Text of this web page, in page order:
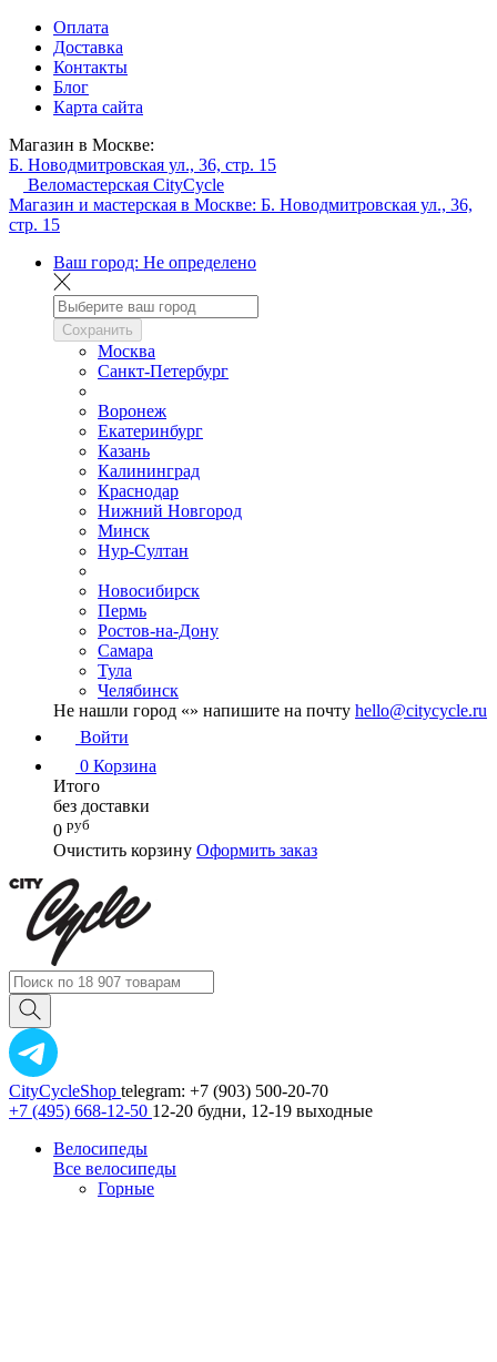
Оплата
Доставка
Контакты
Блог
Карта сайта
Магазин в Москве:
Б. Новодмитровская ул., 36, стр. 15
Веломастерская CityCycle
Магазин и мастерская в Москве: Б. Новодмитровская ул., 36,
стр. 15
Ваш город: Не определено
Сохранить
Москва
Санкт-Петербург
Воронеж
Екатеринбург
Казань
Калининград
Краснодар
Нижний Новгород
Минск
Нур-Султан
Новосибирск
Пермь
Ростов-на-Дону
Самара
Тула
Челябинск
Не нашли город «» напишите на почту hello@citycycle.ru
Войти
0 Корзина
Итого
без доставки
0 руб
Очистить корзину Оформить заказ
CityCycleShop telegram: +7 (903) 500-20-70
+7 (495) 668-12-50 12-20 будни, 12-19 выходные
Велосипеды
Все велосипеды
Горные